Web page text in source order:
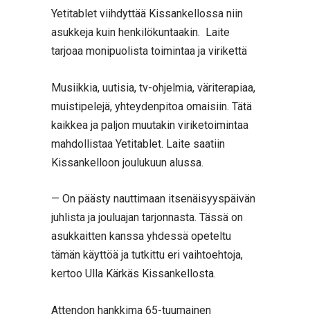
Yetitablet viihdyttää Kissankellossa niin
asukkeja kuin henkilökuntaakin. Laite
tarjoaa monipuolista toimintaa ja virikettä
Musiikkia, uutisia, tv-ohjelmia, väriterapiaa,
muistipelejä, yhteydenpitoa omaisiin. Tätä
kaikkea ja paljon muutakin viriketoimintaa
mahdollistaa Yetitablet. Laite saatiin
Kissankelloon joulukuun alussa.
— On päästy nauttimaan itsenäisyyspäivän
juhlista ja jouluajan tarjonnasta. Tässä on
asukkaitten kanssa yhdessä opeteltu
tämän käyttöä ja tutkittu eri vaihtoehtoja,
kertoo Ulla Kärkäs Kissankellosta.
Attendon hankkima 65-tuumainen